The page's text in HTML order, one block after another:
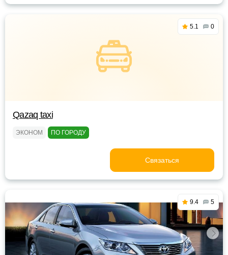
5.1 0
Qazaq taxi
ЭКОНОМ ПО ГОРОДУ
Связаться
9.4 5